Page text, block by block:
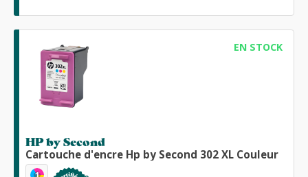
EN STOCK
HP by Second
Cartouche d'encre Hp by Second 302 XL Couleur